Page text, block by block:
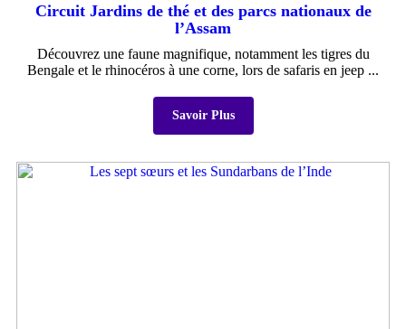
Circuit Jardins de thé et des parcs nationaux de
l’Assam
Découvrez une faune magnifique, notamment les tigres du
Bengale et le rhinocéros à une corne, lors de safaris en jeep ...
Savoir Plus